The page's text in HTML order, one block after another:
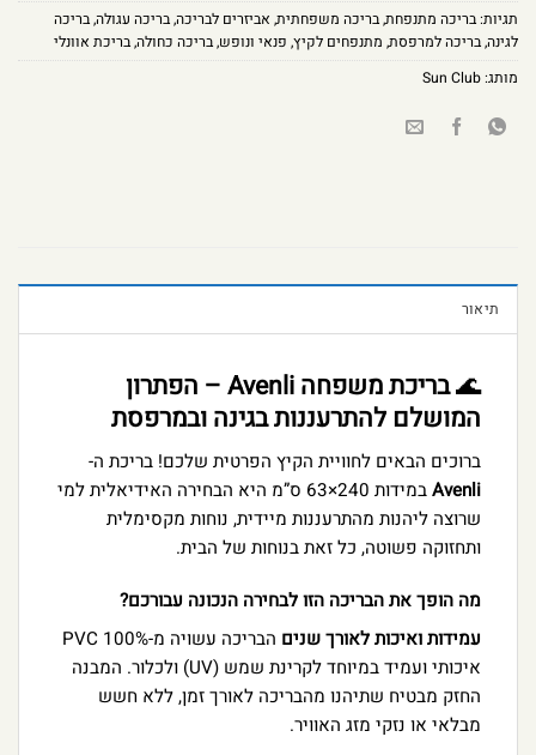
תגיות:בריכה מתנפחת,בריכה משפחתית, אביזרים לבריכה,בריכה עגולה,בריכה
לגינה,בריכה למרפסת, מתנפחים לקיץ, פנאי ונופש,בריכה כחולה,בריכת אוונלי
מותג:Sun Club
תיאור
🌊
בריכת משפחה Avenli – הפתרון
המושלם להתרעננות בגינה ובמרפסת
ברוכים הבאים לחוויית הקיץ הפרטית שלכם! בריכת ה-
Avenli
במידות 240×63 ס”מ היא הבחירה האידיאלית למי
שרוצה ליהנות מהתרעננות מיידית, נוחות מקסימלית
ותחזוקה פשוטה, כל זאת בנוחות של הבית.
מה הופך את הבריכה הזו לבחירה הנכונה עבורכם?
עמידות ואיכות לאורך שנים
הבריכה עשויה מ-100% PVC
איכותי ועמיד במיוחד לקרינת שמש (UV) ולכלור. המבנה
החזק מבטיח שתיהנו מהבריכה לאורך זמן, ללא חשש
מבלאי או נזקי מזג האוויר.